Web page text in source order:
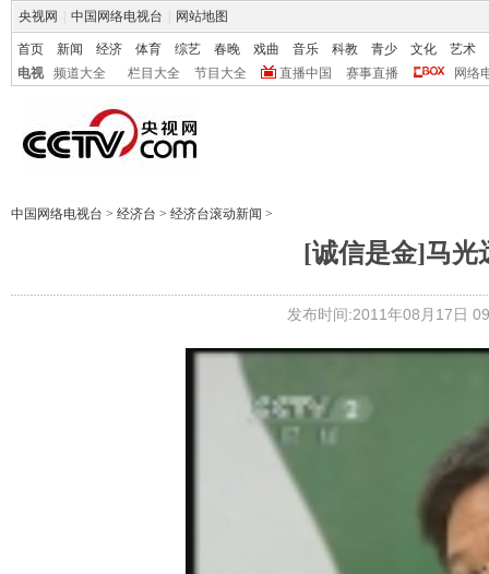
央视网 中国网络电视台 网站地图
首页 新闻 经济 体育 综艺 春晚 戏曲 音乐 科教 青少 文化
艺术
电视
频道大全 栏目大全 节目大全 直播中国 赛事直播 网络
中国网络电视台 > 经济台 > 经济台滚动新闻 >
[诚信是金]马光
发布时间:2011年08月17日